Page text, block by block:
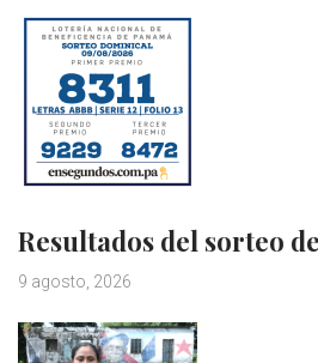
Resultados del sorteo
9 agosto, 2026